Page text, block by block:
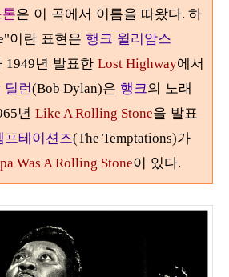
은 이 곡에서 이름을 따왔다. 하
이란 표현은 행크 윌리암스
1949년 발표한 Lost Highway에서
딜런(Bob Dylan)은 행크의 노래
년 Like A Rolling Stone을 발표
프테이션즈(The Temptations)가
Was A Rolling Stone이 있다.